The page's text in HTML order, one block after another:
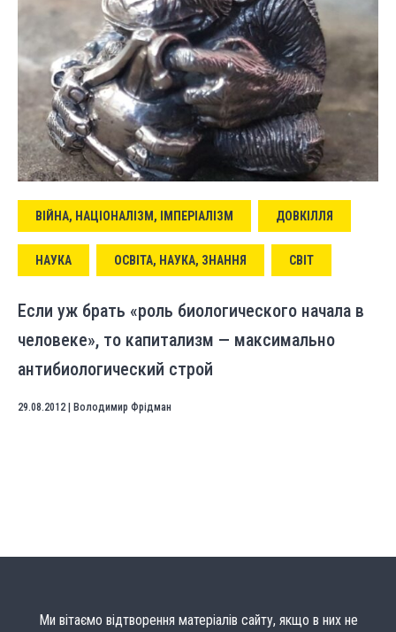
ВІЙНА, НАЦІОНАЛІЗМ, ІМПЕРІАЛІЗМ ДОВКІЛЛЯ
НАУКА ОСВІТА, НАУКА, ЗНАННЯ СВІТ
Если уж брать «роль биологического начала в
человеке», то капитализм — максимально
антибиологический строй
29.08.2012 Володимир Фрідман
Ми вітаємо відтворення матеріалів сайту, якщо в них не